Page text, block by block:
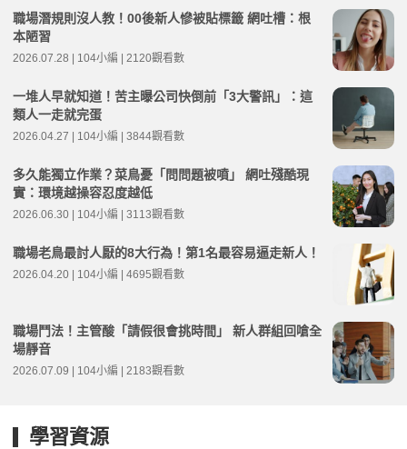
職場潛規則沒人教！00後新人慘被貼標籤 網吐槽：根
本陋習
2026.07.28 | 104小編 | 2120觀看數
一堆人早就知道！苦主曝公司快倒前「3大警訊」：這
類人一走就完蛋
2026.04.27 | 104小編 | 3844觀看數
多久能獨立作業？菜鳥憂「問問題被噴」 網吐殘酷現
實：環境越操容忍度越低
2026.06.30 | 104小編 | 3113觀看數
職場老鳥最討人厭的8大行為！第1名最容易逼走新人！
2026.04.20 | 104小編 | 4695觀看數
職場鬥法！主管酸「請假很會挑時間」 新人群組回嗆全
場靜音
2026.07.09 | 104小編 | 2183觀看數
學習資源